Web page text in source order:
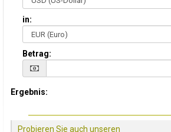
in:
Betrag:
Ergebnis:
Probieren Sie auch unseren